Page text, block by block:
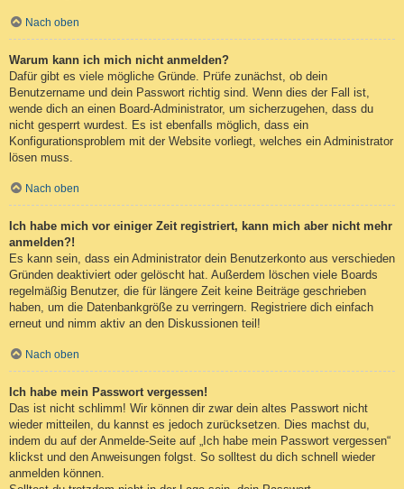
Nach oben
Warum kann ich mich nicht anmelden?
Dafür gibt es viele mögliche Gründe. Prüfe zunächst, ob dein
Benutzername und dein Passwort richtig sind. Wenn dies der Fall ist,
wende dich an einen Board-Administrator, um sicherzugehen, dass du
nicht gesperrt wurdest. Es ist ebenfalls möglich, dass ein
Konfigurationsproblem mit der Website vorliegt, welches ein Administrator
lösen muss.
Nach oben
Ich habe mich vor einiger Zeit registriert, kann mich aber nicht mehr
anmelden?!
Es kann sein, dass ein Administrator dein Benutzerkonto aus verschieden
Gründen deaktiviert oder gelöscht hat. Außerdem löschen viele Boards
regelmäßig Benutzer, die für längere Zeit keine Beiträge geschrieben
haben, um die Datenbankgröße zu verringern. Registriere dich einfach
erneut und nimm aktiv an den Diskussionen teil!
Nach oben
Ich habe mein Passwort vergessen!
Das ist nicht schlimm! Wir können dir zwar dein altes Passwort nicht
wieder mitteilen, du kannst es jedoch zurücksetzen. Dies machst du,
indem du auf der Anmelde-Seite auf „Ich habe mein Passwort vergessen“
klickst und den Anweisungen folgst. So solltest du dich schnell wieder
anmelden können.